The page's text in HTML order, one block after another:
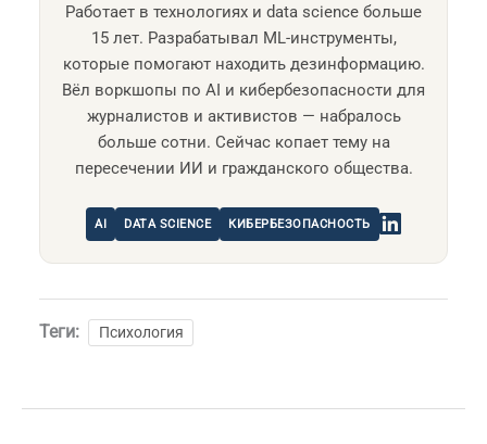
Работает в технологиях и data science больше
15 лет. Разрабатывал ML-инструменты,
которые помогают находить дезинформацию.
Вёл воркшопы по AI и кибербезопасности для
журналистов и активистов — набралось
больше сотни. Сейчас копает тему на
пересечении ИИ и гражданского общества.
AI DATA SCIENCE КИБЕРБЕЗОПАСНОСТЬ
Теги: Психология